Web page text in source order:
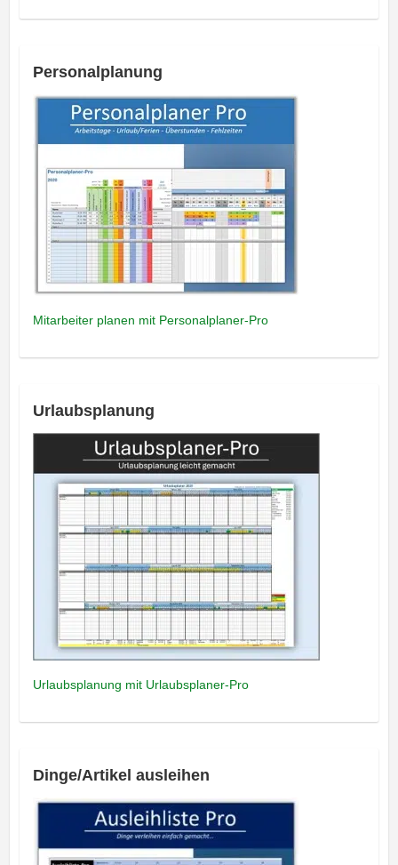
Personalplanung
Mitarbeiter planen mit Personalplaner-Pro
Urlaubsplanung
Urlaubsplanung mit Urlaubsplaner-Pro
Dinge/Artikel ausleihen